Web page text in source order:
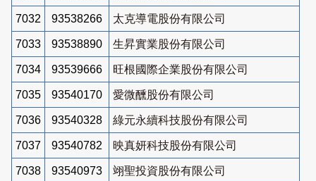
7032 93538266 太克導電股份有限公司
7033 93538890 生昇實業股份有限公司
7034 93539666 旺根國際企業股份有限公司
7035 93540170 愛微醺股份有限公司
7036 93540328 綠元永續科技股份有限公司
7037 93540782 映真妍科技股份有限公司
7038 93540973 翊聖投資股份有限公司